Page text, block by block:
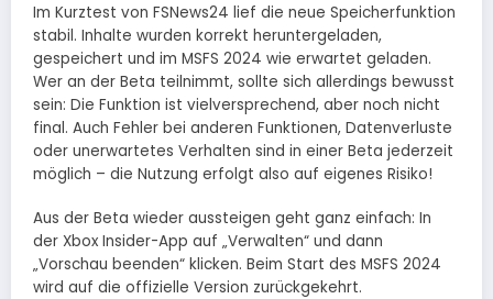
Im Kurztest von FSNews24 lief die neue Speicherfunktion
stabil. Inhalte wurden korrekt heruntergeladen,
gespeichert und im MSFS 2024 wie erwartet geladen.
Wer an der Beta teilnimmt, sollte sich allerdings bewusst
sein: Die Funktion ist vielversprechend, aber noch nicht
final. Auch Fehler bei anderen Funktionen, Datenverluste
oder unerwartetes Verhalten sind in einer Beta jederzeit
möglich – die Nutzung erfolgt also auf eigenes Risiko!
Aus der Beta wieder aussteigen geht ganz einfach: In
der Xbox Insider-App auf „Verwalten“ und dann
„Vorschau beenden“ klicken. Beim Start des MSFS 2024
wird auf die offizielle Version zurückgekehrt.